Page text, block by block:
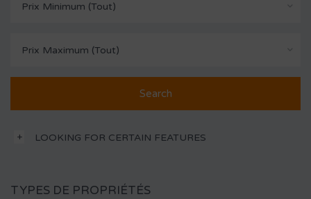
Prix Minimum (Tout)
Prix Maximum (Tout)
LOOKING FOR CERTAIN FEATURES
TYPES DE PROPRIÉTÉS